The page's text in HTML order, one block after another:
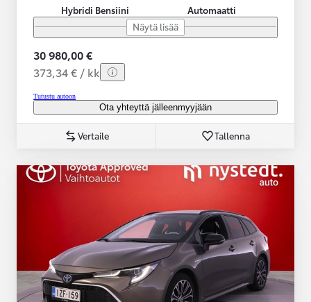
Hybridi Bensiini
Automaatti
Näytä lisää
30 980,00 €
373,34 € / kk
Tutustu autoon
Ota yhteyttä jälleenmyyjään
Vertaile Tallenna